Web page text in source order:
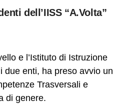
dell’IISS “A.Volta”
e l’Istituto di Istruzione
due enti, ha preso avvio un
Trasversali e
di genere.